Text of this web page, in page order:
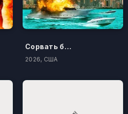
Сорвать банк 3: Вор-джентльмен
2026, США